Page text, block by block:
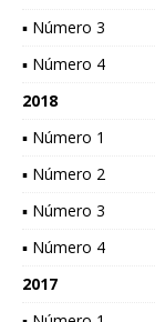
▪ Número 3
▪ Número 4
2018
▪ Número 1
▪ Número 2
▪ Número 3
▪ Número 4
2017